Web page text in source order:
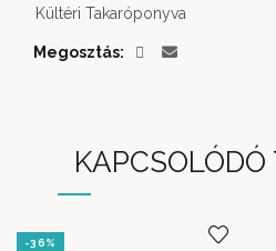
Kültéri Takaróponyva
Megosztás
KAPCSOLÓDÓ
-36%